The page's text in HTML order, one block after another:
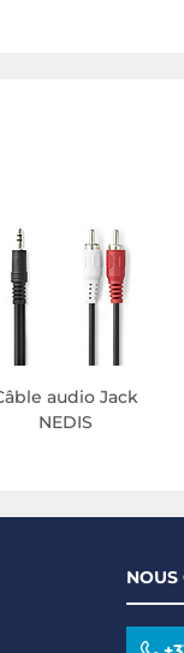
audio Jack
NEDIS
NOUS